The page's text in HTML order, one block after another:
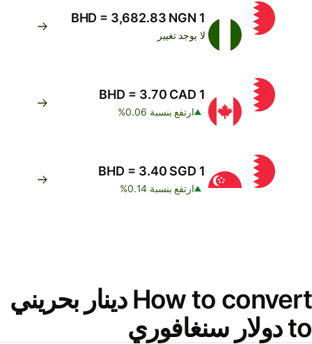
1 BHD = 3,682.83 NGN
لا يوجد تغيير
1 BHD = 3.70 CAD
ارتفع بنسبة 0.06%
1 BHD = 3.40 SGD
ارتفع بنسبة 0.14%
How to convert دينار بحريني
to دولار سنغافوري